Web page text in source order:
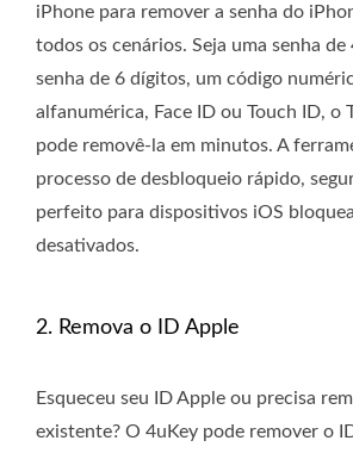
iPhone para remover a senha do
todos os cenários. Seja uma senha de
senha de 6 dígitos, um código
alfanumérica, Face ID ou Touch ID, o
pode removê-la em minutos. A
processo de desbloqueio rápido,
perfeito para dispositivos iOS
desativados.
2. Remova o ID Apple
Esqueceu seu ID Apple ou precisa
existente? O 4uKey pode remover o